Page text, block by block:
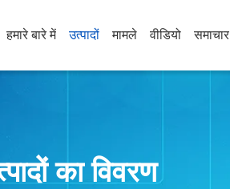
हमारे बारे में उत्पादों मामले वीडियो समाचार
का विवरण